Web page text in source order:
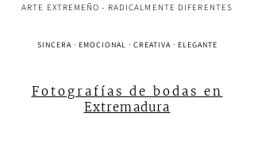
ARTE EXTREMEÑO - RADICALMENTE DIFERENTES
SINCERA · EMOCIONAL · CREATIVA · ELEGANTE
Fotografías de bodas en
Extremadura